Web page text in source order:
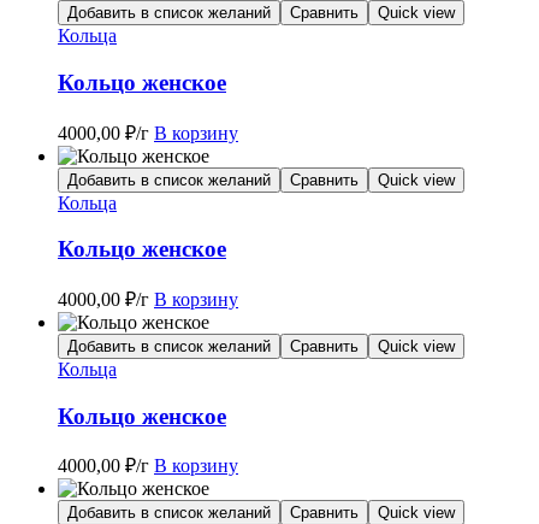
Добавить в список желаний Сравнить Quick view
Кольца
Кольцо женское
4000,00 ₽/г В корзину
Добавить в список желаний Сравнить Quick view
Кольца
Кольцо женское
4000,00 ₽/г В корзину
Добавить в список желаний Сравнить Quick view
Кольца
Кольцо женское
4000,00 ₽/г В корзину
Добавить в список желаний Сравнить Quick view